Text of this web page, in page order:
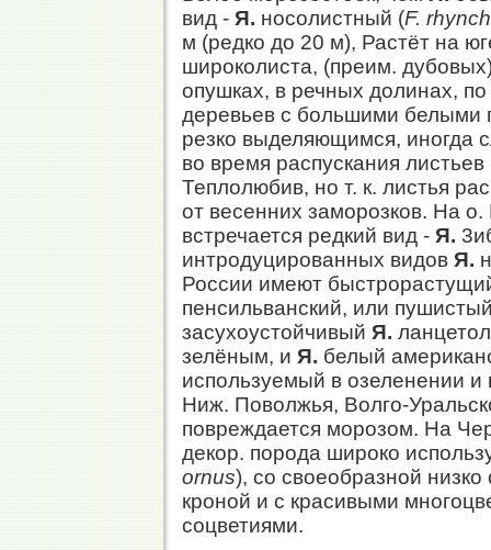
вид - Я. носолистный (F.
м (редко до 20 м), Растёт на
широколиста, (преим.
опушках, в речных долинах,
деревьев с большими белыми
резко выделяющимся, иногда
во время распускания
Теплолюбив, но т. к. листья
от весенних заморозков. На
встречается редкий вид - Я.
интродуцированных видов Я.
России имеют
пенсильванский, или
засухоустойчивый Я.
зелёным, и Я. белый
используемый в озеленении
Ниж. Поволжья, Волго-
повреждается морозом. На
декор. порода широко
ornus), со своеобразной
кроной и с красивыми
соцветиями.